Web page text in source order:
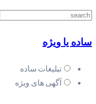
ساده یا ویژه
تبلیغات ساده
آگهی های ویژه